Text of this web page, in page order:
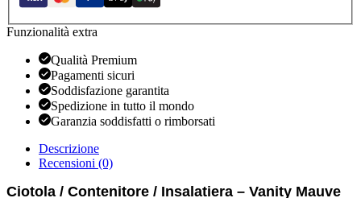
Funzionalità extra
Qualità Premium
Pagamenti sicuri
Soddisfazione garantita
Spedizione in tutto il mondo
Garanzia soddisfatti o rimborsati
Descrizione
Recensioni (0)
Ciotola / Contenitore / Insalatiera – Vanity Mauve